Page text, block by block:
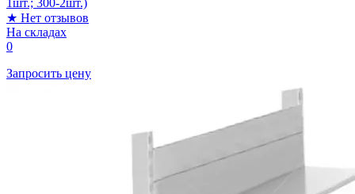
★ Нет отзывов
На складах
0
Запросить цену